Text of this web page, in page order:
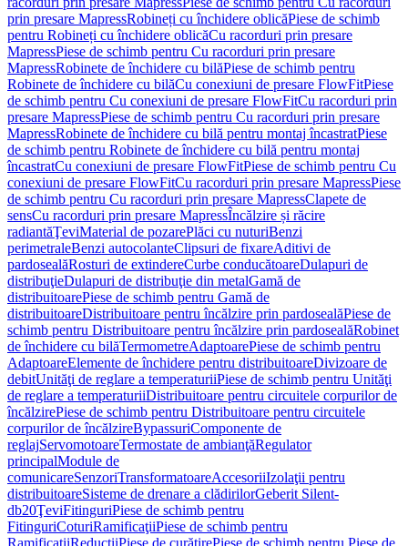
prin presare MapressRobineți cu închidere oblicăPiese de schimb
pentru Robineți cu închidere oblicăCu racorduri prin presare
MapressPiese de schimb pentru Cu racorduri prin presare
MapressRobinete de închidere cu bilăPiese de schimb pentru
Robinete de închidere cu bilăCu conexiuni de presare FlowFitPiese
de schimb pentru Cu conexiuni de presare FlowFitCu racorduri prin
presare MapressPiese de schimb pentru Cu racorduri prin presare
MapressRobinete de închidere cu bilă pentru montaj încastratPiese
de schimb pentru Robinete de închidere cu bilă pentru montaj
încastratCu conexiuni de presare FlowFitPiese de schimb pentru Cu
conexiuni de presare FlowFitCu racorduri prin presare MapressPiese
de schimb pentru Cu racorduri prin presare MapressClapete de
sensCu racorduri prin presare MapressÎncălzire și răcire
radiantăŢeviMaterial de pozarePlăci cu nuturiBenzi
perimetraleBenzi autocolanteClipsuri de fixareAditivi de
pardosealăRosturi de extindereCurbe conducătoareDulapuri de
distribuţieDulapuri de distribuţie din metalGamă de
distribuitoarePiese de schimb pentru Gamă de
distribuitoareDistribuitoare pentru încălzire prin pardosealăPiese de
schimb pentru Distribuitoare pentru încălzire prin pardosealăRobinet
de închidere cu bilăTermometreAdaptoarePiese de schimb pentru
AdaptoareElemente de închidere pentru distribuitoareDivizoare de
debitUnităţi de reglare a temperaturiiPiese de schimb pentru Unităţi
de reglare a temperaturiiDistribuitoare pentru circuitele corpurilor de
încălzirePiese de schimb pentru Distribuitoare pentru circuitele
corpurilor de încălzireBypassuriComponente de
reglajServomotoareTermostate de ambianţăRegulator
principalModule de
comunicareSenzoriTransformatoareAccesoriiIzolaţii pentru
distribuitoareSisteme de drenare a clădirilorGeberit Silent-
db20ŢeviFitinguriPiese de schimb pentru
FitinguriCoturiRamificaţiiPiese de schimb pentru
RamificaţiiReducţiiPiese de curățirePiese de schimb pentru Piese de